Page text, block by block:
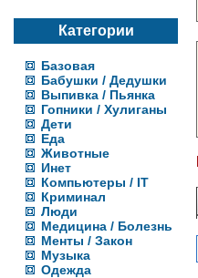
Категории
Базовая
Бабушки / Дедушки
Выпивка / Пьянка
Гопники / Хулиганы
Дети
Еда
Животные
Инет
Компьютеры / IT
Криминал
Люди
Медицина / Болезнь
Менты / Закон
Музыка
Одежда